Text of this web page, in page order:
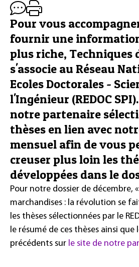
Pour vous
fournir une
plus riche, Techniques
s'associe au Réseau
Ecoles Doctorales -
l'Ingénieur (REDOC
notre partenaire
thèses en lien avec
mensuel afin de vous
creuser plus loin les
développées dans le
Pour notre dossier de décembre,
marchandises : la révolution se
les thèses sélectionnées par le
le résumé de ces thèses ainsi que
précédents sur le site de notre